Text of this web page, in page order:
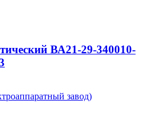
ВА21-29-340010-
завод)